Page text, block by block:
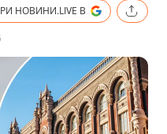
НОВИНИ.LIVE В